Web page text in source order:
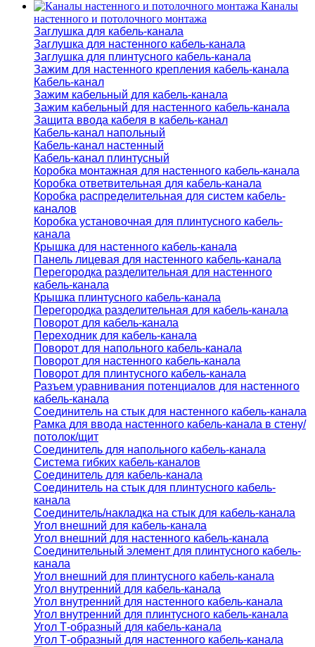
Каналы
настенного и потолочного монтажа
Заглушка для кабель-канала
Заглушка для настенного кабель-канала
Заглушка для плинтусного кабель-канала
Зажим для настенного крепления кабель-канала
Кабель-канал
Зажим кабельный для кабель-канала
Зажим кабельный для настенного кабель-канала
Защита ввода кабеля в кабель-канал
Кабель-канал напольный
Кабель-канал настенный
Кабель-канал плинтусный
Коробка монтажная для настенного кабель-канала
Коробка ответвительная для кабель-канала
Коробка распределительная для систем кабель-
каналов
Коробка установочная для плинтусного кабель-
канала
Крышка для настенного кабель-канала
Панель лицевая для настенного кабель-канала
Перегородка разделительная для настенного
кабель-канала
Крышка плинтусного кабель-канала
Перегородка разделительная для кабель-канала
Поворот для кабель-канала
Переходник для кабель-канала
Поворот для напольного кабель-канала
Поворот для настенного кабель-канала
Поворот для плинтусного кабель-канала
Разъем уравнивания потенциалов для настенного
кабель-канала
Соединитель на стык для настенного кабель-канала
Рамка для ввода настенного кабель-канала в стену/
потолок/щит
Соединитель для напольного кабель-канала
Система гибких кабель-каналов
Соединитель для кабель-канала
Соединитель на стык для плинтусного кабель-
канала
Соединитель/накладка на стык для кабель-канала
Угол внешний для кабель-канала
Угол внешний для настенного кабель-канала
Соединительный элемент для плинтусного кабель-
канала
Угол внешний для плинтусного кабель-канала
Угол внутренний для кабель-канала
Угол внутренний для настенного кабель-канала
Угол внутренний для плинтусного кабель-канала
Угол Т-образный для кабель-канала
Угол Т-образный для настенного кабель-канала